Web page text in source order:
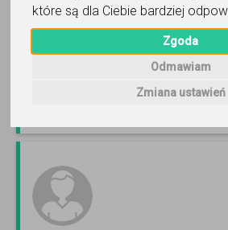
które są dla Ciebie bardziej
Zgoda
Odmawiam
Zmiana ustawień
60 zł / 45 min